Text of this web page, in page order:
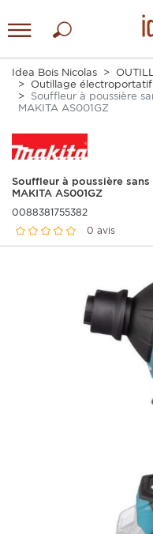
Idea Bois Nicolas
Outillage électroportatif
Souffleur à poussière
MAKITA AS001GZ
Souffleur à poussière
MAKITA AS001GZ
0088381755382
0 avis